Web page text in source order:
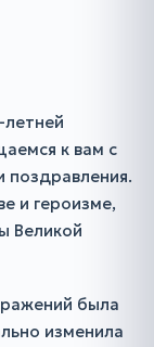
к вам с
поздравления.
и героизме,
Великой
была
изменила